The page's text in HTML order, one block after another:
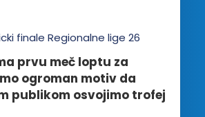
prvu meč loptu za
ogroman motiv da
publikom osvojimo trofej